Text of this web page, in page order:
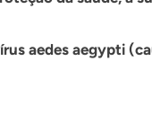
aedes aegypti